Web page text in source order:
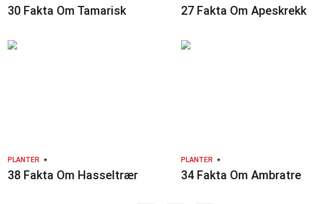
30 Fakta Om Tamarisk 27 Fakta Om Apeskrekk
PLANTER
38 Fakta Om Hasseltrær
PLANTER
34 Fakta Om Ambratre